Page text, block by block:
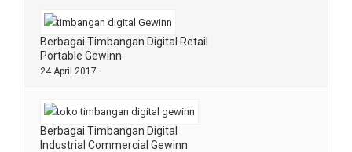
Berbagai Timbangan Digital Retail
Portable Gewinn
24 April 2017
Berbagai Timbangan Digital
Industrial Commercial Gewinn